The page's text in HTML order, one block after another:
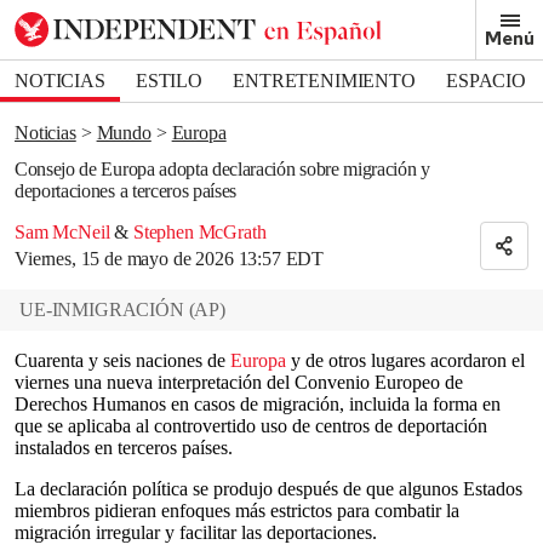
Menú
NOTICIAS ESTILO ENTRETENIMIENTO
ESPACIO
DEPORTES
Noticias Mundo
Europa
Consejo de Europa adopta declaración sobre migración y
deportaciones a terceros países
Sam McNeil & Stephen McGrath
Viernes, 15 de mayo de 2026 13:57 EDT
Bookmark popover
Removed from bookmarks
Close popover
UE-INMIGRACIÓN (AP)
Cuarenta y seis naciones de Europa y de otros lugares acordaron el
viernes una nueva interpretación del Convenio Europeo de
Derechos Humanos en casos de migración, incluida la forma en
que se aplicaba al controvertido uso de centros de deportación
instalados en terceros países.
La declaración política se produjo después de que algunos Estados
miembros pidieran enfoques más estrictos para combatir la
migración irregular y facilitar las deportaciones.